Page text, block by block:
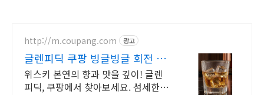
http://m.coupang.com 광고
글렌피딕 쿠팡 빙글빙글 회전 특
별한 잔
위스키 본연의 향과 맛을 깊이! 글렌
피딕, 쿠팡에서 찾아보세요. 섬세한